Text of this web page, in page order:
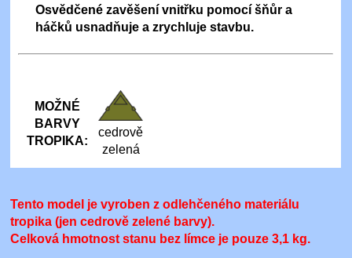
Osvědčené zavěšení vnitřku pomocí šňůr a
háčků usnadňuje a zrychluje stavbu.
MOŽNÉ
BARVY
TROPIKA:
cedrově
zelená
Tento model je vyroben z odlehčeného materiálu
tropika (jen cedrově zelené barvy).
Celková hmotnost stanu bez límce je pouze 3,1 kg.